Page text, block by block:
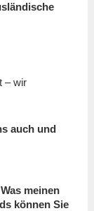
– wir
auch und
meinen
können Sie